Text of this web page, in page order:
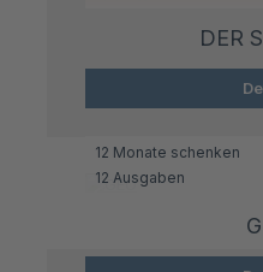
DER
12 Monate schenken
12 Ausgaben